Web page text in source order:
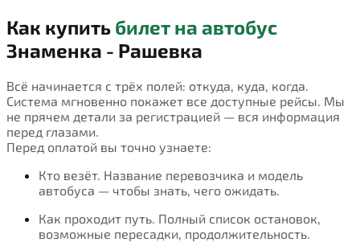
Как купить билет на автобус
Знаменка - Рашевка
Всё начинается с трёх полей: откуда, куда, когда.
Система мгновенно покажет все доступные рейсы. Мы
не прячем детали за регистрацией — вся информация
перед глазами.
Перед оплатой вы точно узнаете:
Кто везёт. Название перевозчика и модель
автобуса — чтобы знать, чего ожидать.
Как проходит путь. Полный список остановок,
возможные пересадки, продолжительность.